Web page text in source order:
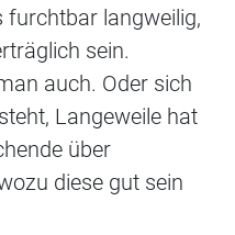
langweilig,
sein.
auch. Oder sich
Langeweile hat
über
diese gut sein